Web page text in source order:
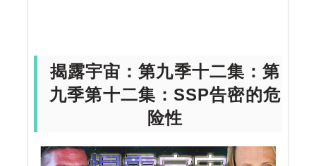
揭露宇宙：第九季十二集：第
九季第十二集：SSP告密的危
险性